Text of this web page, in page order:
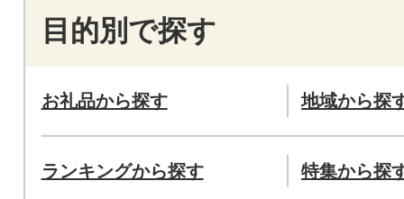
目的別で探す
お礼品から探す 地域から探
ランキングから探す 特集から探